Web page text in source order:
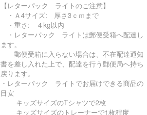
【レターパック ライトのご注意】
・Ａ4サイズ: 厚さ3ｃｍまで
・重さ: ４kg以内
・レターパック ライトは郵便受箱へ配達し
ます。
郵便受箱に入らない場合は、不在配達通知
書を差し入れた上で、配達を行う郵便局へ持ち
戻ります。
・レターパック ライトでお届けできる商品の
目安
キッズサイズのTシャツで2枚
キッズサイズのトレーナーで1枚程度